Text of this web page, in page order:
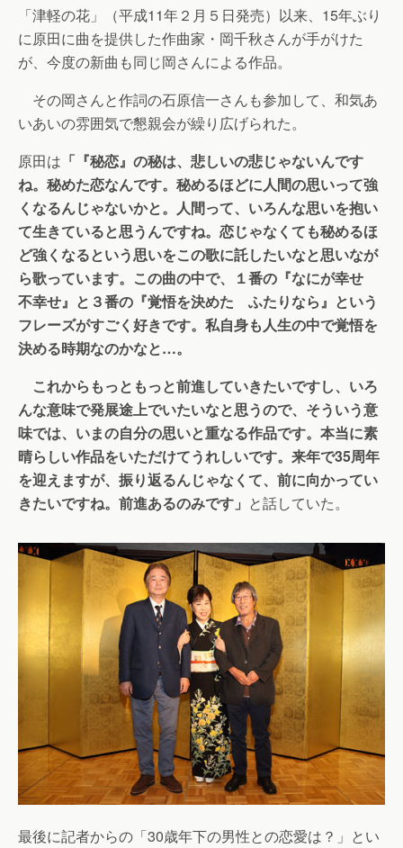
「津軽の花」（平成11年２月５日発売）以来、15年ぶり
に原田に曲を提供した作曲家・岡千秋さんが手がけた
が、今度の新曲も同じ岡さんによる作品。
その岡さんと作詞の石原信一さんも参加して、和気あ
いあいの雰囲気で懇親会が繰り広げられた。
原田は 「『秘恋』の秘は、悲しいの悲じゃないんです
ね。秘めた恋なんです。秘めるほどに人間の思いって強
くなるんじゃないかと。人間って、いろんな思いを抱い
て生きていると思うんですね。恋じゃなくても秘めるほ
ど強くなるという思いをこの歌に託したいなと思いなが
ら歌っています。この曲の中で、１番の『なにが幸せ
不幸せ』と３番の『覚悟を決めた ふたりなら』という
フレーズがすごく好きです。私自身も人生の中で覚悟を
決める時期なのかなと…。
これからもっともっと前進していきたいですし、いろ
んな意味で発展途上でいたいなと思うので、そういう意
味では、いまの自分の思いと重なる作品です。本当に素
晴らしい作品をいただけてうれしいです。来年で35周年
を迎えますが、振り返るんじゃなくて、前に向かってい
きたいですね。前進あるのみです」 と話していた。
最後に記者からの「30歳年下の男性との恋愛は？」とい